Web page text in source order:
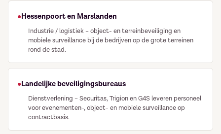
Hessenpoort en Marslanden
Industrie / logistiek – object- en terreinbeveiliging en
mobiele surveillance bij de bedrijven op de grote terreinen
rond de stad.
Landelijke beveiligingsbureaus
Dienstverlening – Securitas, Trigion en G4S leveren personeel
voor evenementen-, object- en mobiele surveillance op
contractbasis.